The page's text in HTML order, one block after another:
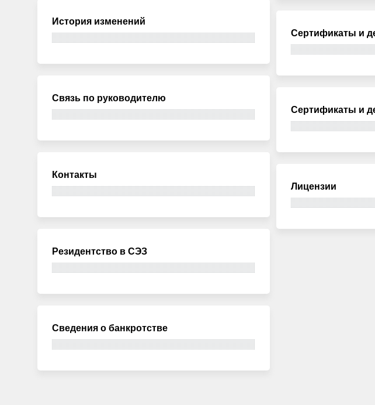
История изменений
Связь по руководителю
Контакты
Резидентство в СЭЗ
Сведения о банкротстве
Сертификаты и
Сертификаты и
Лицензии